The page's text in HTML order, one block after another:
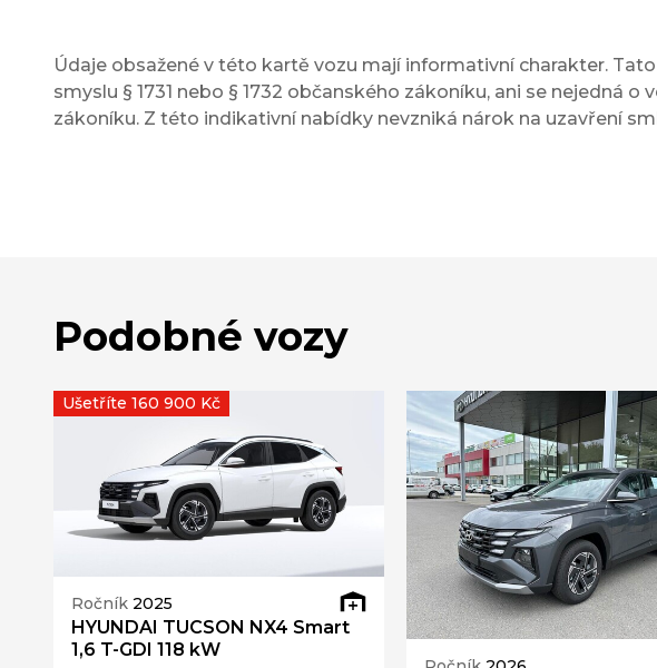
Údaje obsažené v této kartě vozu mají informativní charakter.
smyslu § 1731 nebo § 1732 občanského zákoníku, ani se nejedná o
zákoníku. Z této indikativní nabídky nevzniká nárok na uzavření
Podobné vozy
Ročník 2025
HYUNDAI TUCSON NX4 Smart
1,6 T-GDI 118 kW
Ušetříte 160 900 Kč